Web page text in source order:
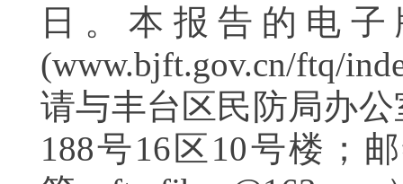
日。本报告的电
(www.bjft.gov.cn/ftq/
请与丰台区民防局办
188号16区10号楼；